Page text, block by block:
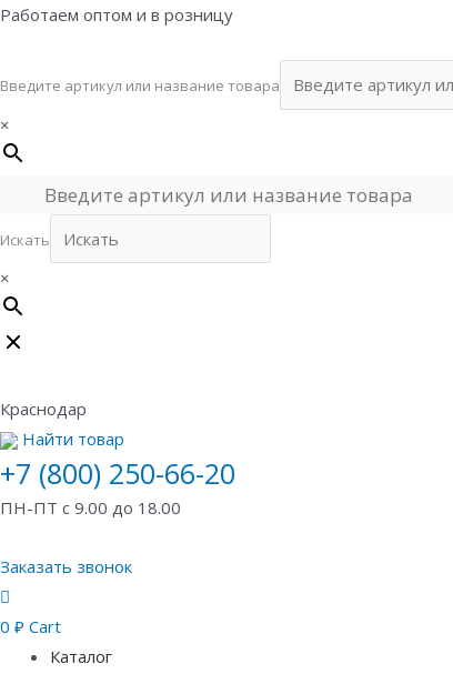
Перейти
Работаем оптом и в розницу
Введите артикул или название товара
×
Искать
×
Краснодар
Найти товар
+7 (800) 250-66-20
ПН-ПТ с 9.00 до 18.00
Заказать звонок
0 ₽ Cart
Каталог